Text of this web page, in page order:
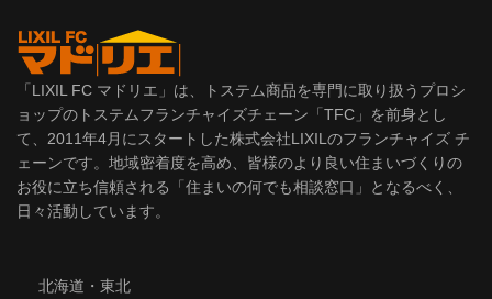
「LIXIL FC マドリエ」は、トステム商品を専門に取り扱うプロシ
ョップのトステムフランチャイズチェーン「TFC」を前身とし
て、2011年4月にスタートした株式会社LIXILのフランチャイズ チ
ェーンです。地域密着度を高め、皆様のより良い住まいづくりの
お役に立ち信頼される「住まいの何でも相談窓口」となるべく、
日々活動しています。
北海道・東北